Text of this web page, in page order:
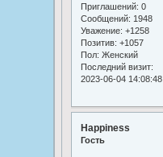
Приглашений: 0
Сообщений: 1948
Уважение: +1258
Позитив: +1057
Пол: Женский
Последний визит:
2023-06-04 14:08:48
Happiness
Гость